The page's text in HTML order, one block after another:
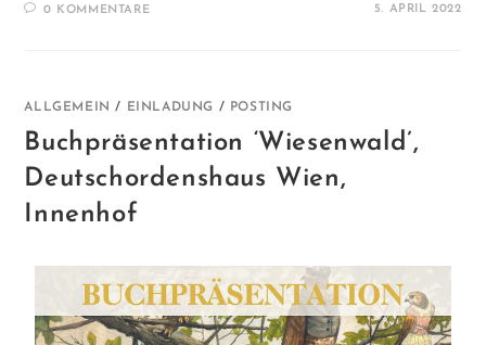
0 KOMMENTARE 5. APRIL 2022
ALLGEMEIN / EINLADUNG / POSTING
Buchpräsentation ‘Wiesenwald’,
Deutschordenshaus Wien,
Innenhof